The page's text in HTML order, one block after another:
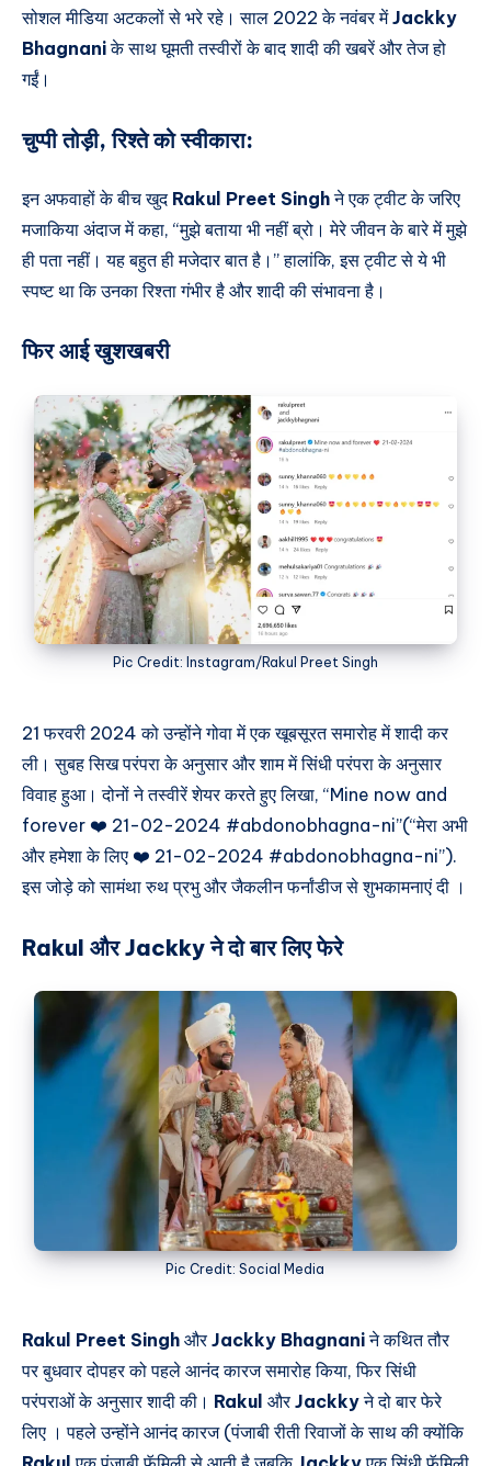
सोशल मीडिया अटकलों से भरे रहे। साल 2022 के नवंबर मेंJackky
Bhagnaniके साथ घूमती तस्वीरों के बाद शादी की खबरें और तेज हो
गईं।
चुप्पी तोड़ी, रिश्ते को स्वीकारा:
इन अफवाहों के बीच खुद Rakul Preet Singhने एक ट्वीट के जरिए
मजाकिया अंदाज में कहा, “मुझे बताया भी नहीं ब्रो। मेरे जीवन के बारे में मुझे
ही पता नहीं। यह बहुत ही मजेदार बात है।” हालांकि, इस ट्वीट से ये भी
स्पष्ट था कि उनका रिश्ता गंभीर है और शादी की संभावना है।
फिर आई खुशखबरी
Pic Credit: Instagram/Rakul Preet Singh
21 फरवरी 2024 को उन्होंने गोवा में एक खूबसूरत समारोह में शादी कर
ली। सुबह सिख परंपरा के अनुसार और शाम में सिंधी परंपरा के अनुसार
विवाह हुआ। दोनों ने तस्वीरें शेयर करते हुए लिखा, “Mine now and
forever ❤️ 21-02-2024 #abdonobhagna-ni”(“मेरा अभी
और हमेशा के लिए ❤️ 21-02-2024 #abdonobhagna-ni”).
इस जोड़े को सामंथा रुथ प्रभु और जैकलीन फर्नांडीज से शुभकामनाएं दी ।
Rakul और Jackky ने दो बार लिए फेरे
Pic Credit: Social Media
Rakul Preet Singh औरJackky Bhagnaniने कथित तौर
पर बुधवार दोपहर को पहले आनंद कारज समारोह किया, फिर सिंधी
परंपराओं के अनुसार शादी की। Rakul औरJackkyने दो बार फेरे
लिए । पहले उन्होंने आनंद कारज (पंजाबी रीती रिवाजों के साथ की क्योंकि